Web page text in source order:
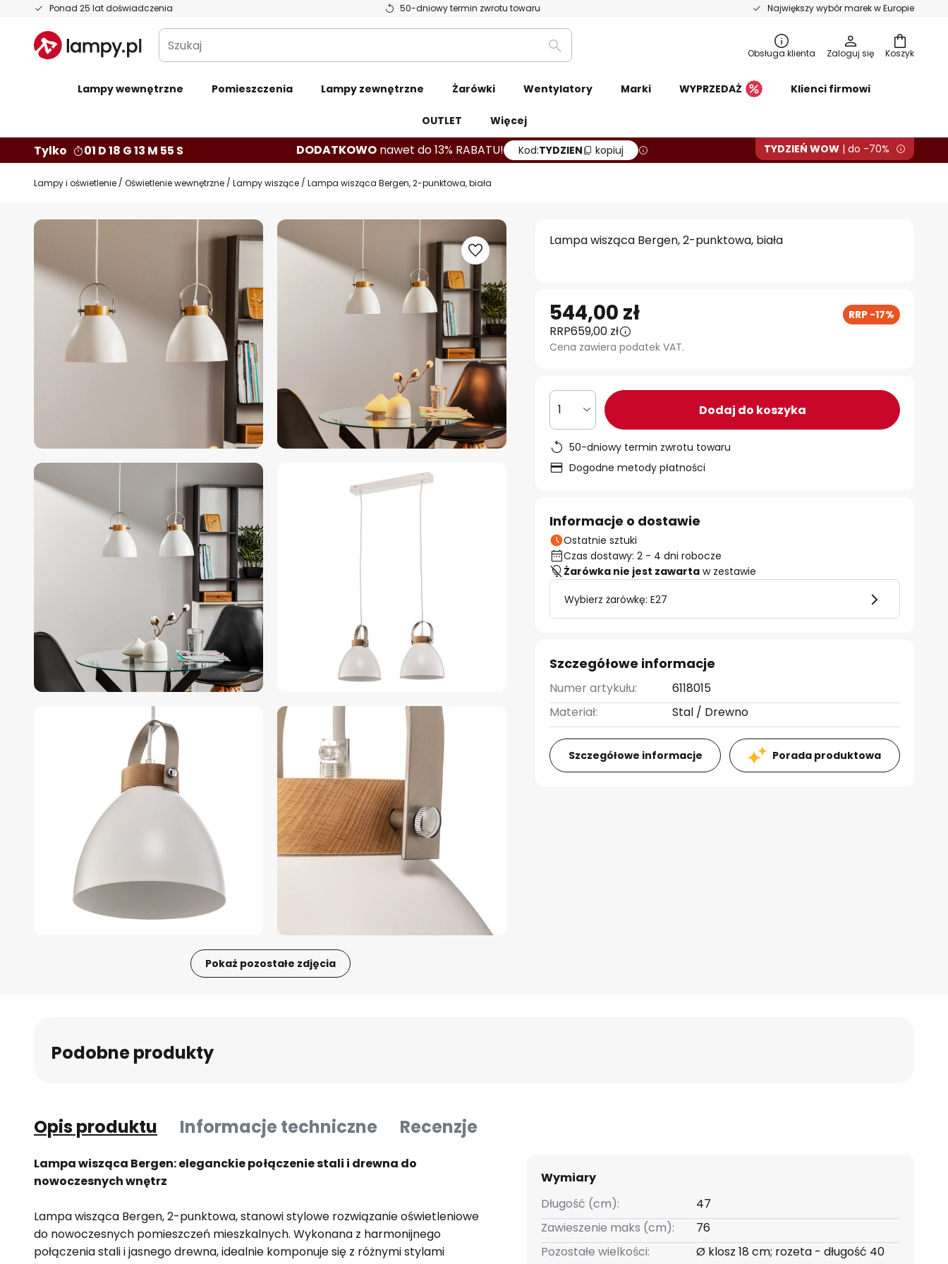
Ponad 25 lat doświadczenia 50-dniowy termin zwrotu towaru Największy wybór marek w Europie
Przejdź
treści
Koszyk
Szukaj
Szukaj
Obsługa klienta Zaloguj się
Lampy wewnętrzne Pomieszczenia Lampy zewnętrzne Żarówki Wentylatory Marki WYPRZEDAŻ Klienci firmowi
OUTLET Więcej
Tylko 01 D 18 G 13 M 54 S DODATKOWO nawet do 13% RABATU! Kod:TYDZIEN kopiuj TYDZIEŃ WOW | do -70%
Lampy i oświetlenie Oświetlenie wewnętrzne Lampy wiszące Lampa wisząca Bergen, 2-punktowa, biała
Przejdź
koniec
galerii
Pokaż pozostałe zdjęcia
Lampa wisząca Bergen, 2-punktowa, biała
544,00 zł RRP -17%
RRP659,00 zł
Cena zawiera podatek VAT.
1 Dodaj do koszyka
50-dniowy termin zwrotu towaru
Dogodne metody płatności
Informacje o dostawie
Ostatnie sztuki
Czas dostawy: 2 - 4 dni robocze
Żarówka nie jest zawarta w zestawie
Wybierz żarówkę: E27
Szczegółowe informacje
Numer artykułu:
6118015
Materiał:
Stal / Drewno
Szczegółowe informacje Porada produktowa
Podobne produkty
Opis produktu Informacje techniczne Recenzje
Lampa wisząca Bergen: eleganckie połączenie stali i drewna do
nowoczesnych wnętrz
Lampa wisząca Bergen, 2-punktowa, stanowi stylowe rozwiązanie oświetleniowe
do nowoczesnych pomieszczeń mieszkalnych. Wykonana z harmonijnego
połączenia stali i jasnego drewna, idealnie komponuje się z różnymi stylami
Wymiary
Długość (cm):
47
Zawieszenie maks (cm):
76
Pozostałe wielkości:
Ø klosz 18 cm; rozeta - długość 40